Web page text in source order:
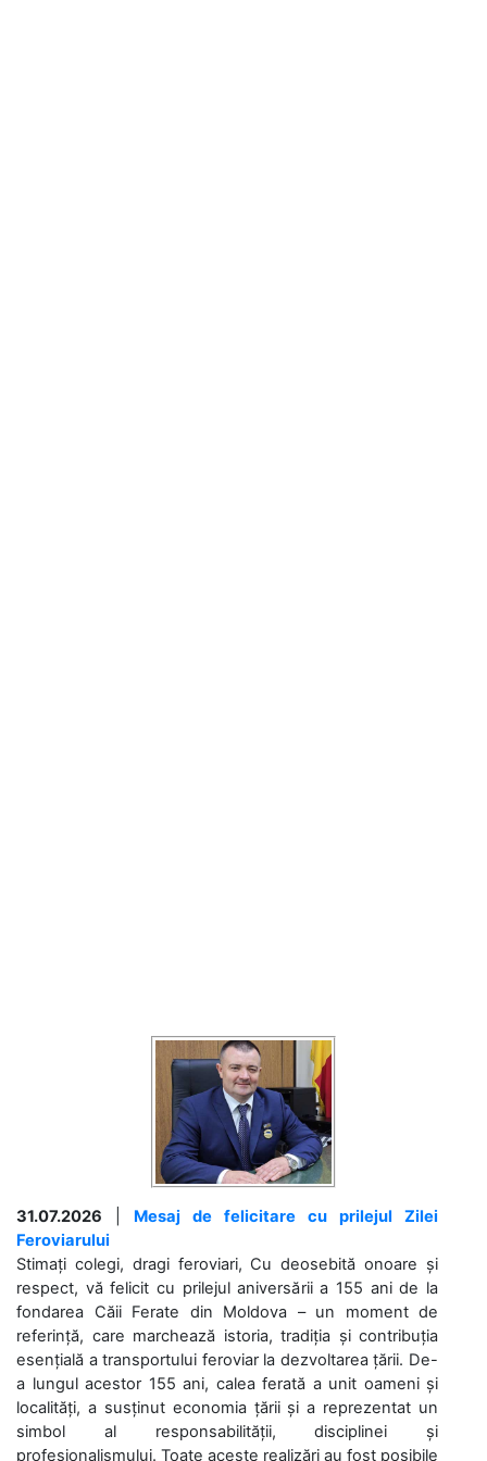
31.07.2026
Mesaj de felicitare cu prilejul Zilei
Feroviarului
Stimați colegi, dragi feroviari, Cu deosebită onoare și
respect, vă felicit cu prilejul aniversării a 155 ani de la
fondarea Căii Ferate din Moldova – un moment de
referință, care marchează istoria, tradiția și contribuția
esențială a transportului feroviar la dezvoltarea țării. De-
a lungul acestor 155 ani, calea ferată a unit oameni și
localități, a susținut economia țării și a reprezentat un
simbol al responsabilității, disciplinei și
profesionalismului. Toate aceste realizări au fost posibile